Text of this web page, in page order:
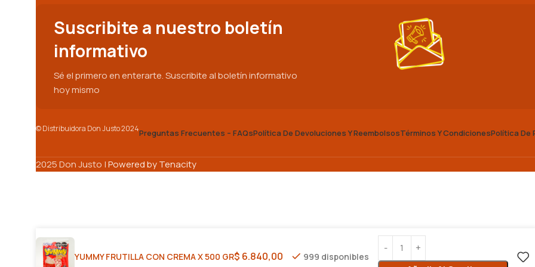
Suscribite a nuestro boletín
informativo
Sé el primero en enterarte. Suscribite al boletín informativo
hoy mismo
© Distribuidora Don Justo 2024Preguntas Frecuentes – FAQsPolítica De Devoluciones Y ReembolsosTérminos Y CondicionesPolítica De
2025 Don Justo |Powered by Tenacity
YUMMY FRUTILLA CON CREMA X 500 GR$ 6.840,00 999 disponibles